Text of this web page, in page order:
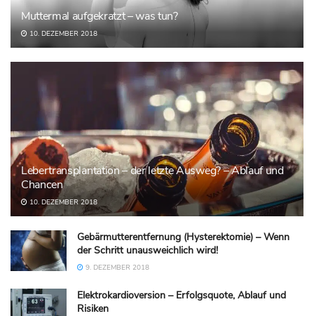
Muttermal aufgekratzt – was tun?
10. DEZEMBER 2018
Lebertransplantation – der letzte Ausweg? – Ablauf und
Chancen
10. DEZEMBER 2018
Gebärmutterentfernung (Hysterektomie) – Wenn
der Schritt unausweichlich wird!
9. DEZEMBER 2018
Elektrokardioversion – Erfolgsquote, Ablauf und
Risiken